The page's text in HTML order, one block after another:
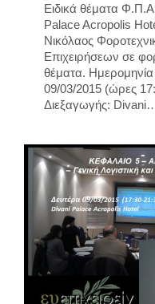
Ειδικά θέματα
Palace Acropolis
Νικόλαος
Επιχειρήσεων σε
θέματα.
09/03/2015 (ώρες
Διεξαγωγής: